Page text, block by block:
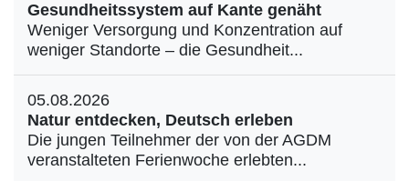
Gesundheitssystem auf Kante genäht
Weniger Versorgung und Konzentration auf
weniger Standorte – die Gesundheit...
05.08.2026
Natur entdecken, Deutsch erleben
Die jungen Teilnehmer der von der AGDM
veranstalteten Ferienwoche erlebten...